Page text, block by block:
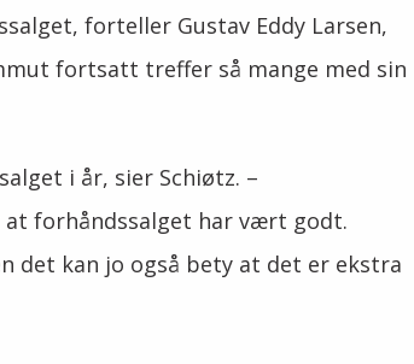
forteller Gustav Eddy Larsen,
fortsatt treffer så mange med sin
i år, sier Schiøtz. –
forhåndssalget har vært godt.
det kan jo også bety at det er ekstra